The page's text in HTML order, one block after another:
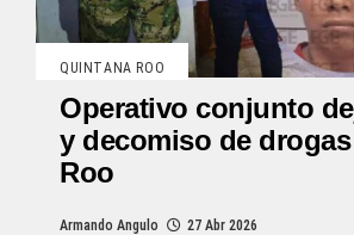
QUINTANA ROO
Operativo conjunto
y decomiso de
Roo
Armando Angulo 27 Abr 2026